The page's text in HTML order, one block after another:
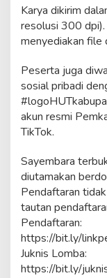
Karya dikirim
resolusi 300 dpi).
menyediakan file
Peserta juga
sosial pribadi
akun resmi
TikTok.
Sayembara
diutamakan
Pendaftaran
tautan
Pendaftaran:
https://bit.ly/
Juknis Lomba:
https://bit.ly/